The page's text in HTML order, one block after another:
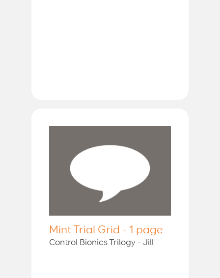
Mint Trial Grid - 1 page
Control Bionics Trilogy - Jill